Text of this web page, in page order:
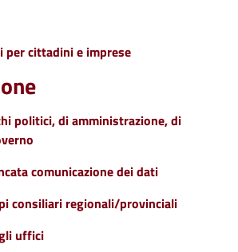
per cittadini e imprese
politici, di amministrazione, di
comunicazione dei dati
consiliari regionali/provinciali
uffici